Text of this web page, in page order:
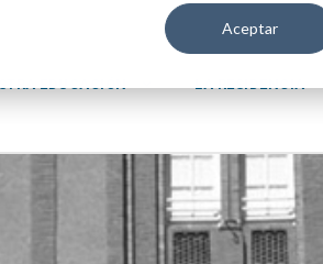
Aceptar